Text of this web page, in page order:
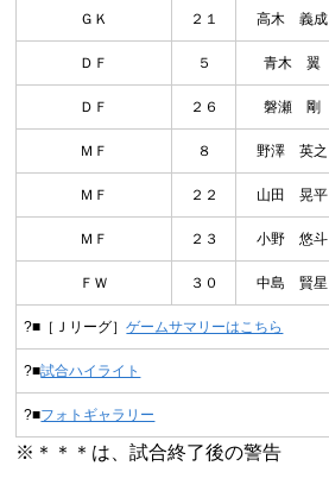
ＧＫ ２１ 高木 義成
ＤＦ ５ 青木 翼
ＤＦ ２６ 磐瀬 剛
ＭＦ ８ 野澤 英之
ＭＦ ２２ 山田 晃平
ＭＦ ２３ 小野 悠斗
ＦＷ ３０ 中島 賢星
?■［Ｊリーグ］ゲームサマリーはこちら
?■試合ハイライト
?■フォトギャラリー
※＊＊＊は、試合終了後の警告